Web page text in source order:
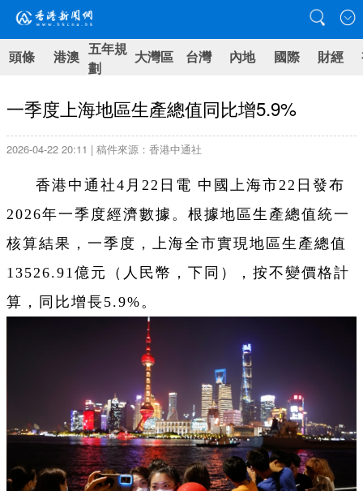
頭條 港澳 五年規
劃
大灣區 台灣 內地 國際 財經
一季度上海地區生產總值同比增5.9%
2026-04-22 20:11 | 稿件來源：香港中通社
香港中通社4月22日電 中國上海市22日發布
2026年一季度經濟數據。根據地區生產總值統一
核算結果，一季度，上海全市實現地區生產總值
13526.91億元（人民幣，下同），按不變價格計
算，同比增長5.9%。